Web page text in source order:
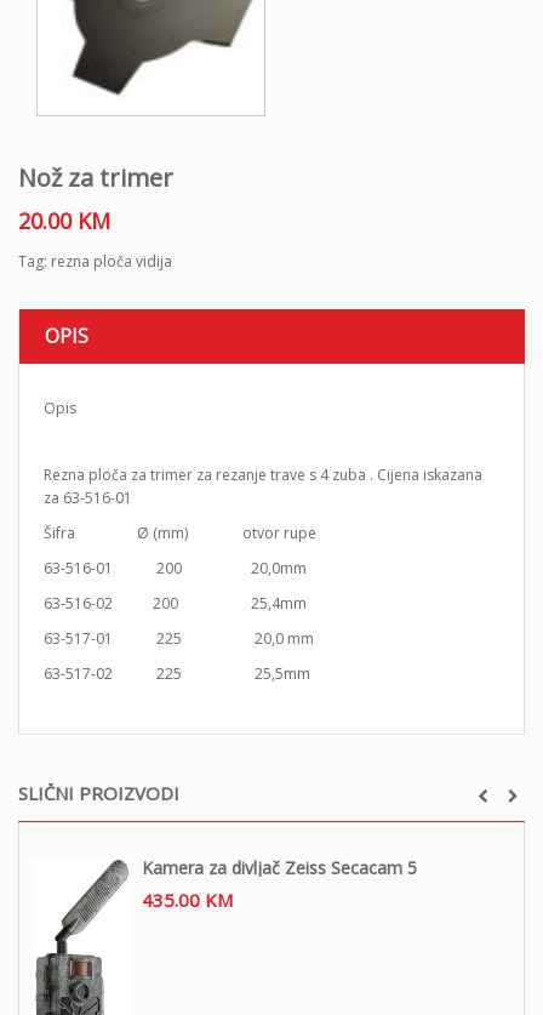
SLIČNI PROIZVODI
Kamera za divljač Zeiss Secacam 5
435.00 KM
Nož za trimer
20.00 KM
Tag: rezna ploča vidija
OPIS
Opis
Rezna ploča za trimer za rezanje trave s 4 zuba . Cijena iskazana
za 63-516-01
Šifra Ø (mm) otvor rupe
63-516-01 200 20,0mm
63-516-02 200 25,4mm
63-517-01 225 20,0 mm
63-517-02 225 25,5mm